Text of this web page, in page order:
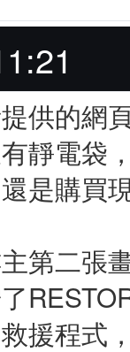
供的網
靜電袋
是購買
第二張
援程式